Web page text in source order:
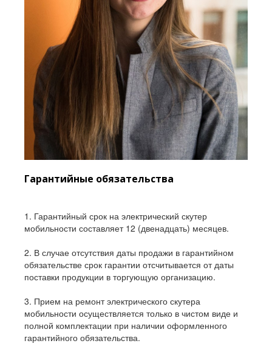
Гарантийные обязательства
1. Гарантийный срок на электрический скутер
мобильности составляет 12 (двенадцать) месяцев.
2. В случае отсутствия даты продажи в гарантийном
обязательстве срок гарантии отсчитывается от даты
поставки продукции в торгующую организацию.
3. Прием на ремонт электрического скутера
мобильности осуществляется только в чистом виде и
полной комплектации при наличии оформленного
гарантийного обязательства.